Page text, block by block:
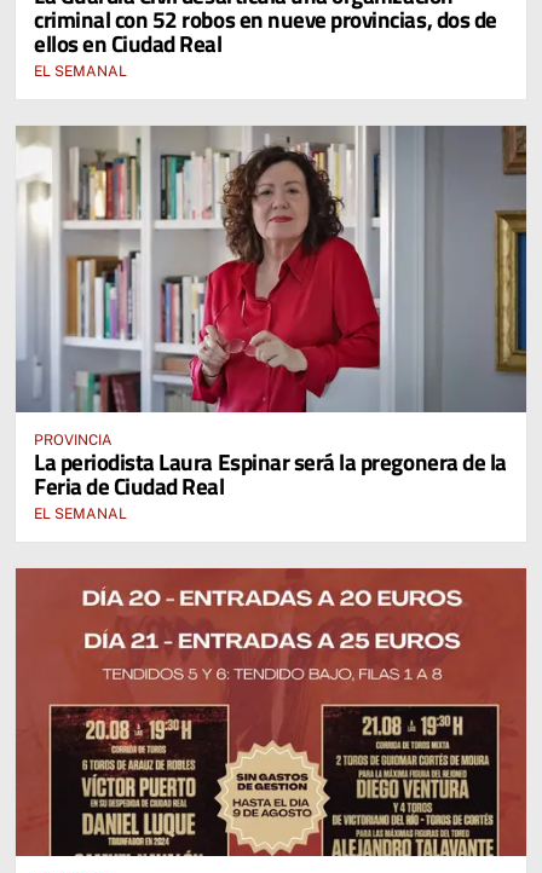
criminal con 52 robos en nueve provincias, dos de
ellos en Ciudad Real
EL SEMANAL
PROVINCIA
La periodista Laura Espinar será la pregonera de la
Feria de Ciudad Real
EL SEMANAL